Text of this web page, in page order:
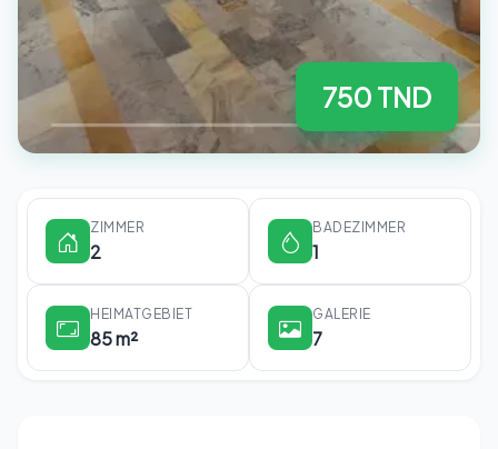
750 TND
ZIMMER
2
BADEZIMMER
1
HEIMATGEBIET
85 m²
GALERIE
7